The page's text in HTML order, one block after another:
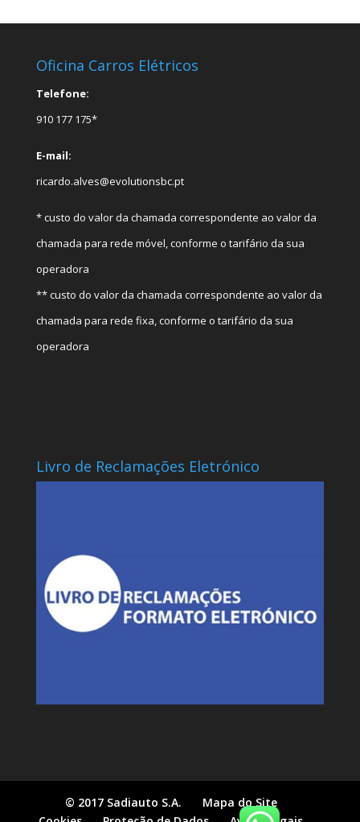
Oficina Carros Elétricos
Telefone:
910 177 175*
E-mail:
ricardo.alves@evolutionsbc.pt
* custo do valor da chamada correspondente ao valor da
chamada para rede móvel, conforme o tarifário da sua
operadora
** custo do valor da chamada correspondente ao valor da
chamada para rede fixa, conforme o tarifário da sua
operadora
Livro de Reclamações Eletrónico
© 2017 Sadiauto S.A.
Mapa do Site